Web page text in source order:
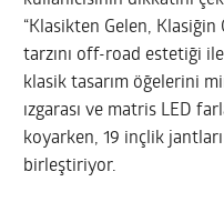
“Klasikten Gelen, Klasiğin
tarzını off-road estetiği
klasik tasarım öğelerini
ızgarası ve matris LED
koyarken, 19 inçlik
birleştiriyor.